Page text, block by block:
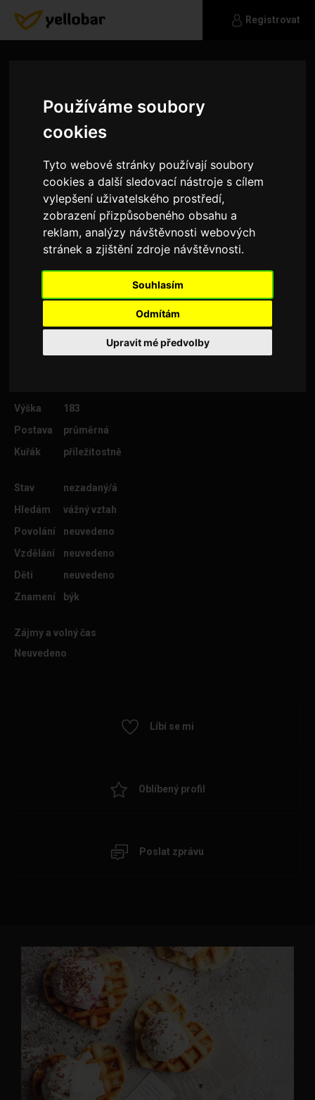
Používáme soubory
cookies
Tyto webové stránky používají soubory
cookies a další sledovací nástroje s cílem
vylepšení uživatelského prostředí,
zobrazení přizpůsobeného obsahu a
reklam, analýzy návštěvnosti webových
stránek a zjištění zdroje návštěvnosti.
Souhlasím
Odmítám
Upravit mé předvolby
Registrovat
Aaabbb
Dobrý den, je tu někdo?
Výška
183
Postava
průměrná
Kuřák
příležitostně
Stav
nezadaný/á
Hledám
vážný vztah
Povolání
neuvedeno
Vzdělání
neuvedeno
Děti
neuvedeno
Znamení
býk
Zájmy a volný čas
Neuvedeno
Líbí se mi
Oblíbený profil
Poslat zprávu